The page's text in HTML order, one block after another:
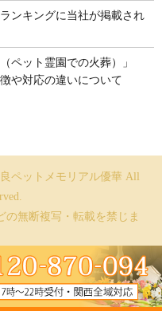
ンキングに当社が掲載され
ペット霊園での火葬）」
や対応の違いについて
ペットメモリアル優華 All
の無断複写・転載を禁じま